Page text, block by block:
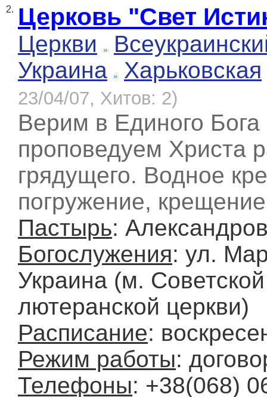
2. Церковь "Свет
Церкви
Украина
Харьковская
23/04/07, Хитов: 2)
Верим в Единого
проповедуем Христа
грядущего. Водное
погружение,
Пастырь:
Богослужения: ул.
Украина (м.
лютеранской церкви)
Расписание:
Режим работы:
Телефоны: +38(068)